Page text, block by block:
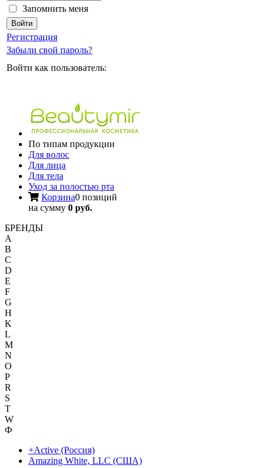
Запомнить меня
Регистрация
Забыли свой пароль?
Войти как пользователь:
По типам продукции
Для волос
Для лица
Для тела
Уход за полостью рта
Корзина0 позиций
на сумму 0 руб.
БРЕНДЫ
A
B
C
D
E
F
G
H
K
L
M
N
O
P
R
S
T
W
Ф
+Active (Россия)
Amazing White, LLC (США)